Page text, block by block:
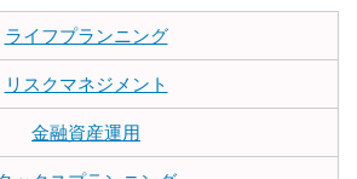
ライフプランニング
リスクマネジメント
金融資産運用